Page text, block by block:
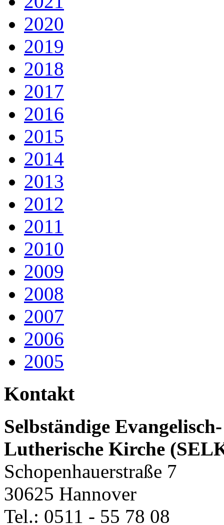
2020
2019
2018
2017
2016
2015
2014
2013
2012
2011
2010
2009
2008
2007
2006
2005
Kontakt
Selbständige Evangelisch-
Lutherische Kirche
Schopenhauerstraße 7
30625 Hannover
Tel.: 0511 - 55 78 08